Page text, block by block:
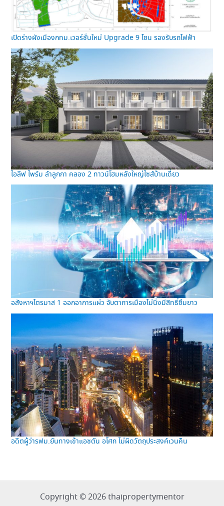
เปิดร่างผังเมืองกทม.เวอร์ชั่นใหม่ Upgrade 9 โซน รองรับรถไฟฟ้า
ไอลีฟ ไพร์ม ลำลูกกา คลอง 2 ทาวน์โฮมหลังใหญ่ไซส์บ้านเดี่ยว
อสังหาฯไตรมาส 1 ออกอาการแผ่ว จับตาการเมืองไม่นิ่งมีสิทธิ์ซึมยาว
อดีตผู้ว่ารฟม.ยันทางเข้าแอชตัน อโศก ไม่ผิดวัตถุประสงค์เวนคืน
Copyright © 2026 thaipropertymentor